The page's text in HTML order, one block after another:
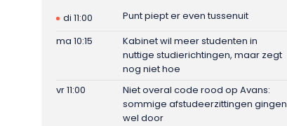
di 11:00
Punt piept er even tussenuit
ma 10:15
Kabinet wil meer studenten in
nuttige studierichtingen, maar zegt
nog niet hoe
vr 11:00
Niet overal code rood op Avans:
sommige afstudeerzittingen gingen
wel door